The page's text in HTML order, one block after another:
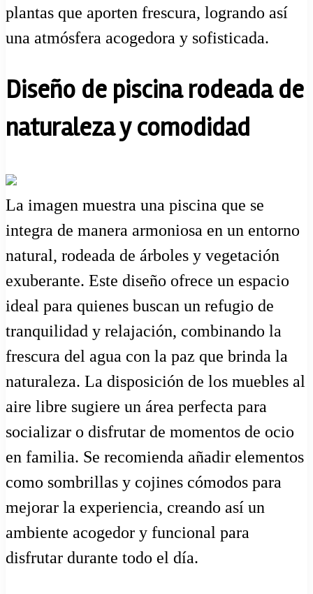
plantas que aporten frescura, logrando así
una atmósfera acogedora y sofisticada.
Diseño de piscina rodeada de
naturaleza y comodidad
La imagen muestra una piscina que se
integra de manera armoniosa en un entorno
natural, rodeada de árboles y vegetación
exuberante. Este diseño ofrece un espacio
ideal para quienes buscan un refugio de
tranquilidad y relajación, combinando la
frescura del agua con la paz que brinda la
naturaleza. La disposición de los muebles al
aire libre sugiere un área perfecta para
socializar o disfrutar de momentos de ocio
en familia. Se recomienda añadir elementos
como sombrillas y cojines cómodos para
mejorar la experiencia, creando así un
ambiente acogedor y funcional para
disfrutar durante todo el día.